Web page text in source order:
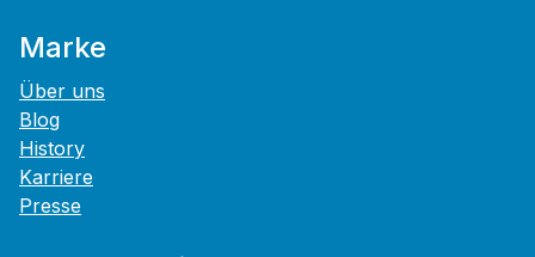
Marke
Über uns
Blog
History
Karriere
Presse